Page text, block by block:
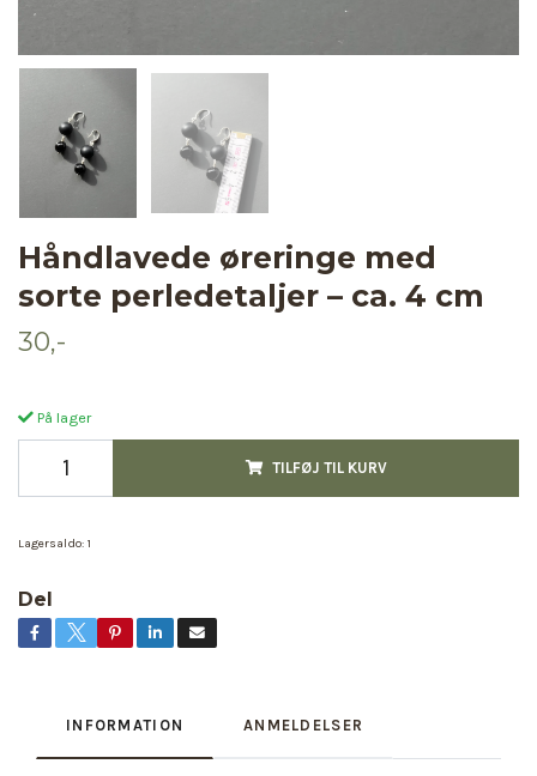
Håndlavede øreringe med
sorte perledetaljer – ca. 4 cm
30,-
På lager
TILFØJ TIL KURV
Lagersaldo: 1
Del
INFORMATION ANMELDELSER